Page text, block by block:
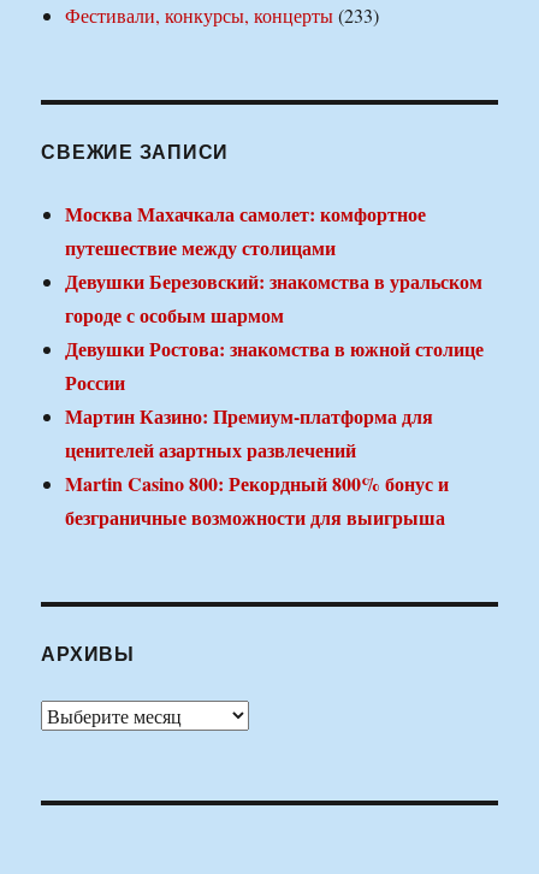
Фестивали, конкурсы, концерты(233)
СВЕЖИЕ ЗАПИСИ
Москва Махачкала самолет: комфортное
путешествие между столицами
Девушки Березовский: знакомства в уральском
городе с особым шармом
Девушки Ростова: знакомства в южной столице
России
Мартин Казино: Премиум-платформа для
ценителей азартных развлечений
Martin Casino 800: Рекордный 800% бонус и
безграничные возможности для выигрыша
АРХИВЫ
Архивы